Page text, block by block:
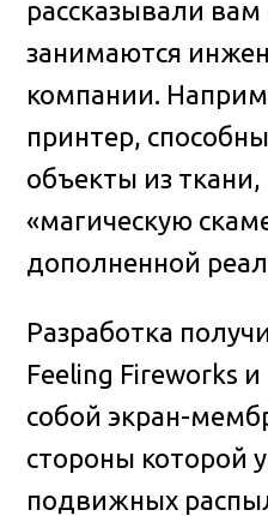
рассказывали
занимаются
компании.
принтер,
объекты из
«магическую
дополненной
Разработка
Feeling Fireworks
собой экран-
стороны которой
подвижных